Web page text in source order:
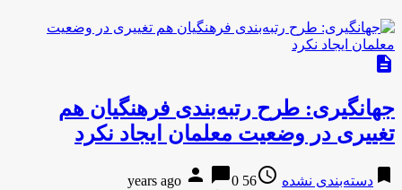
description
جهانگیری: طرح رتبه‌بندی فرهنگیان هم
تغییری در وضعیت معلمان ایجاد نکرد
bookmark دسته‌بندی نشده access_time
56 years ago
person chat_bubble0